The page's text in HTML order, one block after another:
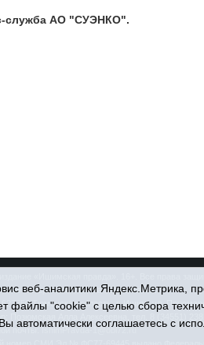
служба АО "СУЭНКО".
материалов ссылка обязательна.
627750 Тюменская область, г. Ишим, ул.
почты:IshimPravda-1@obl72.ru
веб-аналитики
файлы "cookie" с целью сбора
автоматически соглашаетесь с